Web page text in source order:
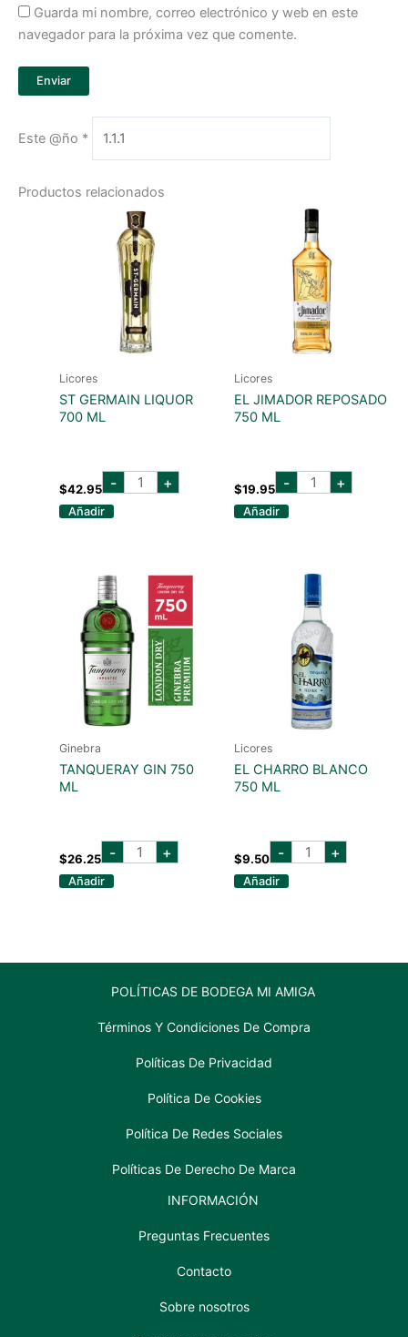
Guarda mi nombre, correo electrónico y web en este
navegador para la próxima vez que comente.
Este @ño *
Productos relacionados
Licores
ST GERMAIN LIQUOR
700 ML
$42.95 - st
germain
+
Añadir
Licores
EL JIMADOR REPOSADO
750 ML
$19.95 - EL
JIMADOR
+
Añadir
Ginebra
TANQUERAY GIN 750
ML
$26.25 - tanqueray
gin +
Añadir
Licores
EL CHARRO BLANCO
750 ML
$9.50 - el
charro+
Añadir
POLÍTICAS DE BODEGA MI AMIGA
Términos Y Condiciones De Compra
Políticas De Privacidad
Política De Cookies
Política De Redes Sociales
Políticas De Derecho De Marca
INFORMACIÓN
Preguntas Frecuentes
Contacto
Sobre nosotros